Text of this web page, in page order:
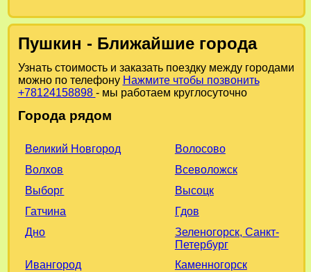
Пушкин - Ближайшие города
Узнать стоимость и заказать поездку между городами
можно по телефону Нажмите чтобы позвонить
+78124158898 - мы работаем круглосуточно
Города рядом
Великий Новгород
Волосово
Волхов
Всеволожск
Выборг
Высоцк
Гатчина
Гдов
Дно
Зеленогорск, Санкт-
Петербург
Ивангород
Каменногорск